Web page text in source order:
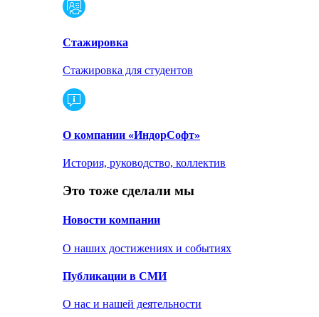
Стажировка
Стажировка для студентов
О компании «ИндорСофт»
История, руководство, коллектив
Это тоже сделали мы
Новости компании
О наших достижениях и событиях
Публикации в СМИ
О нас и нашей деятельности